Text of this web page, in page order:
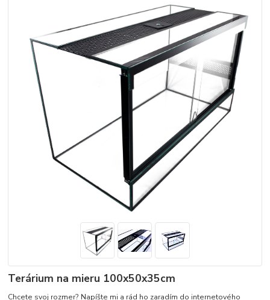
Terárium na mieru 100x50x35cm
Chcete svoj rozmer? Napíšte mi a rád ho zaradím do internetového